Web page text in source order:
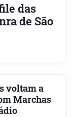
das
de São
voltam a
Marchas